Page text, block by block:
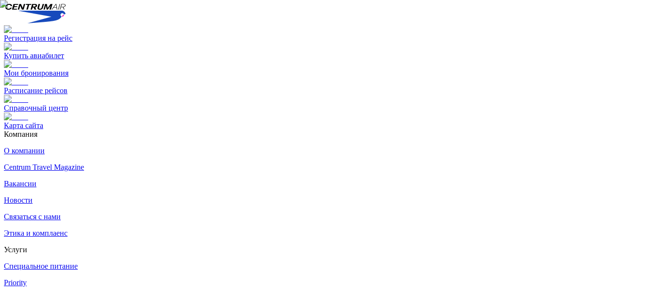
Регистрация на рейс
Купить авиабилет
Мои бронирования
Расписание рейсов
Справочный центр
Карта сайта
Компания
О компании
Centrum Travel Magazine
Вакансии
Новости
Связаться с нами
Этика и комплаенс
Услуги
Специальное питание
Priority